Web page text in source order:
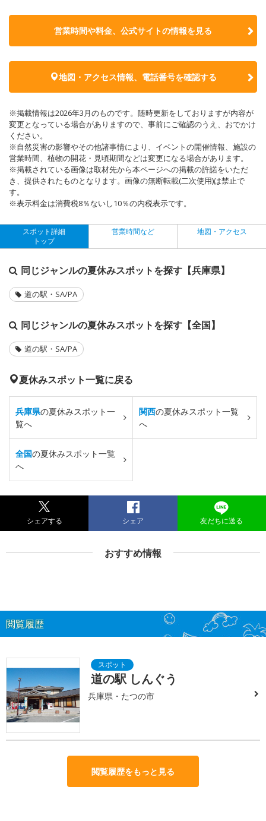
営業時間や料金、公式サイトの情報を見る
地図・アクセス情報、電話番号を確認する
※掲載情報は2026年3月のものです。随時更新をしておりますが内容が
変更となっている場合がありますので、事前にご確認のうえ、おでかけ
ください。
※自然災害の影響やその他諸事情により、イベントの開催情報、施設の
営業時間、植物の開花・見頃期間などは変更になる場合があります。
※掲載されている画像は取材先から本ページへの掲載の許諾をいただ
き、提供されたものとなります。画像の無断転載(二次使用)は禁止で
す。
※表示料金は消費税8％ないし10％の内税表示です。
スポット詳細
トップ
営業時間など 地図・アクセス
同じジャンルの夏休みスポットを探す【兵庫県】
道の駅・SA/PA
同じジャンルの夏休みスポットを探す【全国】
道の駅・SA/PA
夏休みスポット一覧に戻る
兵庫県の夏休みスポット一
覧へ
関西の夏休みスポット一覧
へ
全国の夏休みスポット一覧
へ
シェアする シェア 友だちに送る
おすすめ情報
閲覧履歴
道の駅 しんぐう
兵庫県・たつの市
閲覧履歴をもっと見る